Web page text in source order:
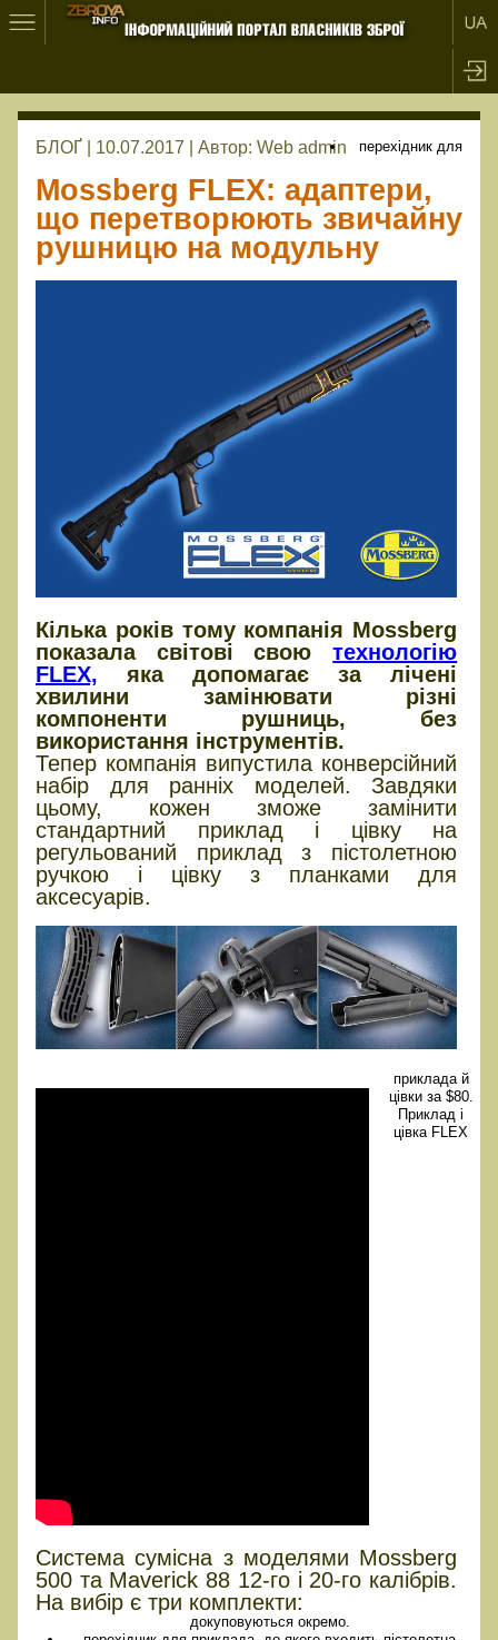
БЛОҐ | 10.07.2017 | Автор: Web admin
Mossberg FLEX: адаптери,
що перетворюють звичайну
рушницю на модульну
Кілька років тому компанія Mossberg
показала світові своютехнологію
FLEX, яка допомагає за лічені
хвилини замінювати різні
компоненти рушниць, без
використання інструментів.
Тепер компанія випустила конверсійний
набір для ранніх моделей. Завдяки
цьому, кожен зможе замінити
стандартний приклад і цівку на
регульований приклад з пістолетною
ручкою і цівку з планками для
аксесуарів.
Система сумісна з моделями Mossberg
500 та Maverick 88 12-го і 20-го калібрів.
На вибір є три комплекти:
перехідник для
приклада й
цівки за $80.
Приклад і
цівка FLEX
докуповуються окремо.